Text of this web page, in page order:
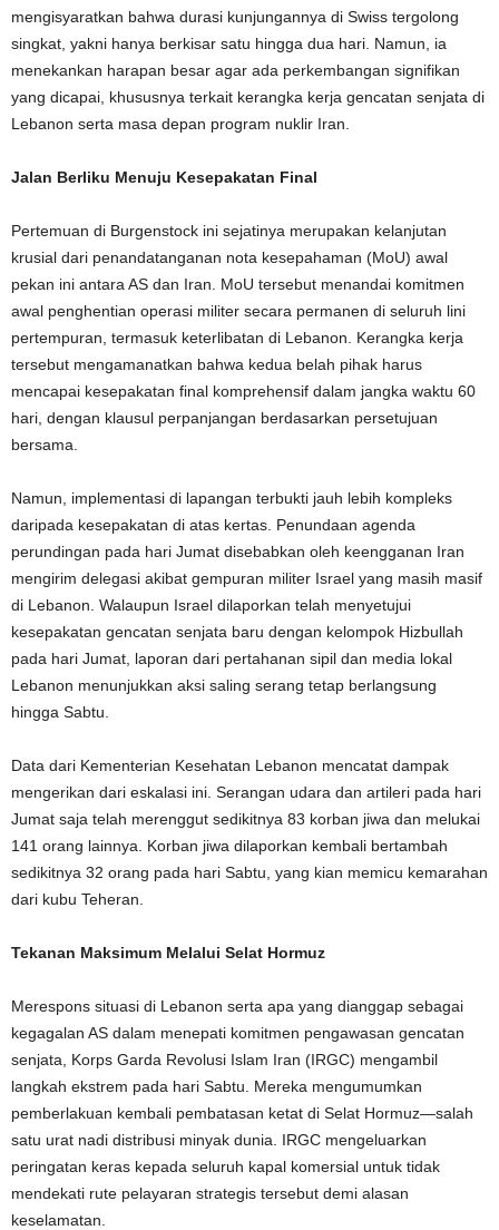
mengisyaratkan bahwa durasi kunjungannya di Swiss tergolong
singkat, yakni hanya berkisar satu hingga dua hari. Namun, ia
menekankan harapan besar agar ada perkembangan signifikan
yang dicapai, khususnya terkait kerangka kerja gencatan senjata di
Lebanon serta masa depan program nuklir Iran.
Jalan Berliku Menuju Kesepakatan Final
Pertemuan di Burgenstock ini sejatinya merupakan kelanjutan
krusial dari penandatanganan nota kesepahaman (MoU) awal
pekan ini antara AS dan Iran. MoU tersebut menandai komitmen
awal penghentian operasi militer secara permanen di seluruh lini
pertempuran, termasuk keterlibatan di Lebanon. Kerangka kerja
tersebut mengamanatkan bahwa kedua belah pihak harus
mencapai kesepakatan final komprehensif dalam jangka waktu 60
hari, dengan klausul perpanjangan berdasarkan persetujuan
bersama.
Namun, implementasi di lapangan terbukti jauh lebih kompleks
daripada kesepakatan di atas kertas. Penundaan agenda
perundingan pada hari Jumat disebabkan oleh keengganan Iran
mengirim delegasi akibat gempuran militer Israel yang masih masif
di Lebanon. Walaupun Israel dilaporkan telah menyetujui
kesepakatan gencatan senjata baru dengan kelompok Hizbullah
pada hari Jumat, laporan dari pertahanan sipil dan media lokal
Lebanon menunjukkan aksi saling serang tetap berlangsung
hingga Sabtu.
Data dari Kementerian Kesehatan Lebanon mencatat dampak
mengerikan dari eskalasi ini. Serangan udara dan artileri pada hari
Jumat saja telah merenggut sedikitnya 83 korban jiwa dan melukai
141 orang lainnya. Korban jiwa dilaporkan kembali bertambah
sedikitnya 32 orang pada hari Sabtu, yang kian memicu kemarahan
dari kubu Teheran.
Tekanan Maksimum Melalui Selat Hormuz
Merespons situasi di Lebanon serta apa yang dianggap sebagai
kegagalan AS dalam menepati komitmen pengawasan gencatan
senjata, Korps Garda Revolusi Islam Iran (IRGC) mengambil
langkah ekstrem pada hari Sabtu. Mereka mengumumkan
pemberlakuan kembali pembatasan ketat di Selat Hormuz—salah
satu urat nadi distribusi minyak dunia. IRGC mengeluarkan
peringatan keras kepada seluruh kapal komersial untuk tidak
mendekati rute pelayaran strategis tersebut demi alasan
keselamatan.